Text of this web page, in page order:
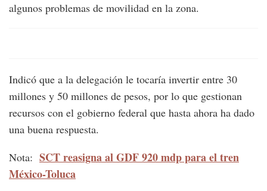
algunos problemas de movilidad en la zona.
Indicó que a la delegación le tocaría invertir entre 30
millones y 50 millones de pesos, por lo que gestionan
recursos con el gobierno federal que hasta ahora ha dado
una buena respuesta.
Nota: SCT reasigna al GDF 920 mdp para el tren
México-Toluca